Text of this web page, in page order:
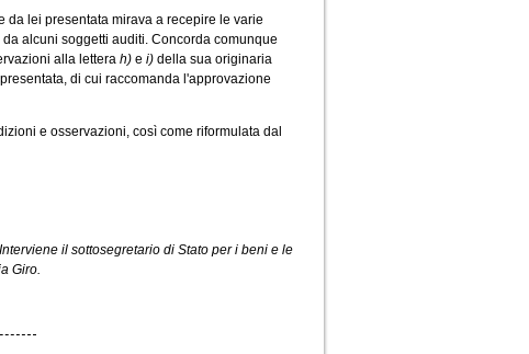
da lei presentata mirava a recepire le varie
alcuni soggetti auditi. Concorda comunque
alla lettera h) e i) della sua originaria
di cui raccomanda l'approvazione
e osservazioni, così come riformulata dal
il sottosegretario di Stato per i beni e le
Giro.